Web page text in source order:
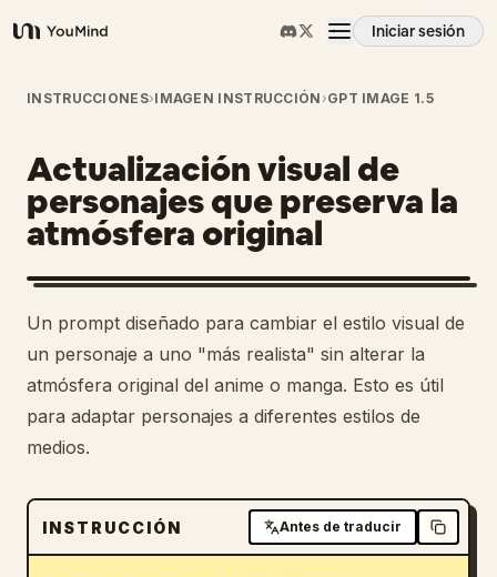
YouMind
Iniciar sesión
Resumen
Casos de uso
Habilidades
Prompts
Precios
Descargar
Blog
INSTRUCCIONES›IMAGEN INSTRUCCIÓN ›GPT IMAGE 1.5
Actualización visual de
personajes que preserva la
atmósfera original
Un prompt diseñado para cambiar el estilo visual de
un personaje a uno "más realista" sin alterar la
atmósfera original del anime o manga. Esto es útil
para adaptar personajes a diferentes estilos de
medios.
INSTRUCCIÓN Antes de traducir